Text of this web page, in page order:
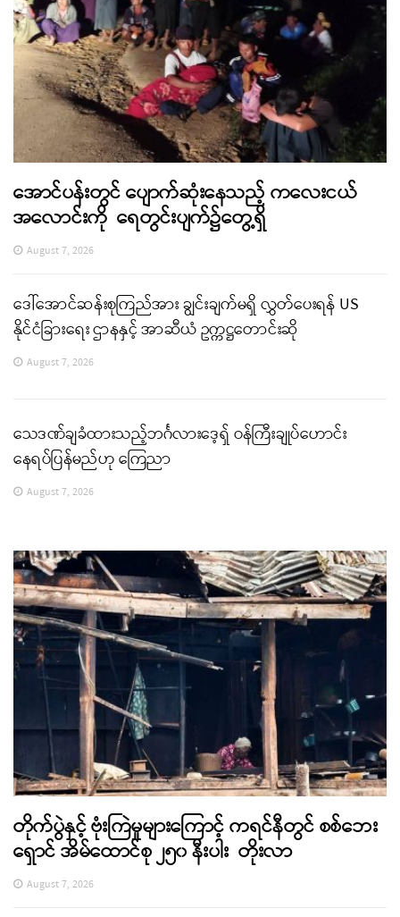
အောင်ပန်းတွင် ပျောက်ဆုံးနေသည့် ကလေးငယ်
အလောင်းကို ရေတွင်းပျက်၌တွေ့ရှိ
August 7, 2026
ဒေါ်အောင်ဆန်းစုကြည်အား ချွင်းချက်မရှိ လွှတ်ပေးရန် US
နိုင်ငံခြားရေး ဌာနနှင့် အာဆီယံ ဥက္ကဋ္ဌတောင်းဆို
August 7, 2026
သေဒဏ်ချခံထားသည့်ဘင်္ဂလားဒေ့ရှ် ဝန်ကြီးချုပ်ဟောင်း
နေရပ်ပြန်မည်ဟု ကြေညာ
August 7, 2026
တိုက်ပွဲနှင့် ဗုံးကြဲမှုများကြောင့် ကရင်နီတွင် စစ်ဘေး
ရှောင် အိမ်ထောင်စု ၂၅၀ နီးပါး တိုးလာ
August 7, 2026